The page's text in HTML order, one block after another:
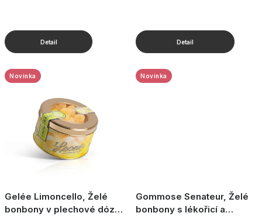
Gelée Limoncello, Želé
bonbony v plechové dóze
Novinka
Gommose Senateur, Želé
bonbony s lékořicí a
Novinka